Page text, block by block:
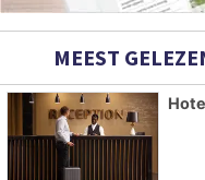
MEEST